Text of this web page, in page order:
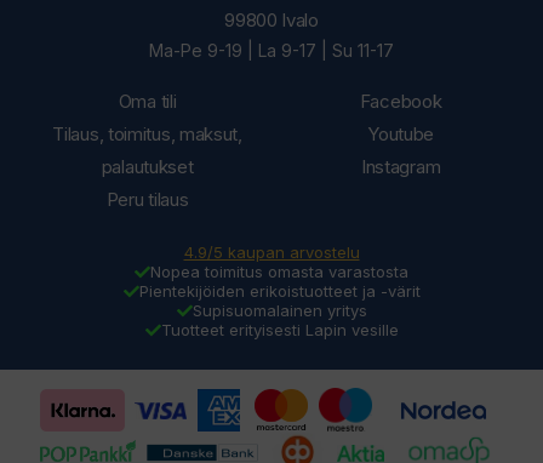
Oma tili
Tilaus, toimitus, maksut,
palautukset
Peru tilaus
99800 Ivalo
Ma-Pe 9-19 | La 9-17 | Su 11-17
Facebook
Youtube
Instagram
4.9/5 kaupan arvostelu
Nopea toimitus omasta varastosta
Pientekijöiden erikoistuotteet ja -värit
Supisuomalainen yritys
Tuotteet erityisesti Lapin vesille